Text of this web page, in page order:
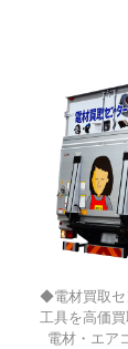
◆電材買取セ
工具を高価
電材・エア